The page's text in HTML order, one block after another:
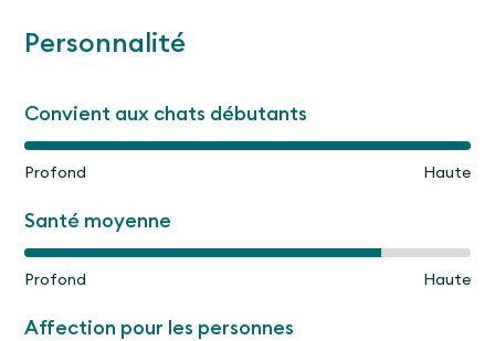
Personnalité
Convient aux chats débutants
Profond Haute
Santé moyenne
Profond Haute
Affection pour les personnes